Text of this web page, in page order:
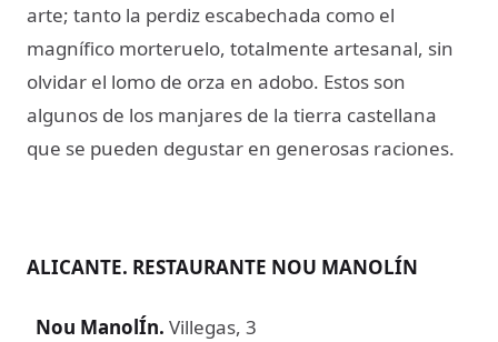
arte; tanto la perdiz escabechada como el
magnífico morteruelo, totalmente artesanal, sin
olvidar el lomo de orza en adobo. Estos son
algunos de los manjares de la tierra castellana
que se pueden degustar en generosas raciones.
ALICANTE. RESTAURANTE NOU MANOLÍN
Nou ManolÍn. Villegas, 3